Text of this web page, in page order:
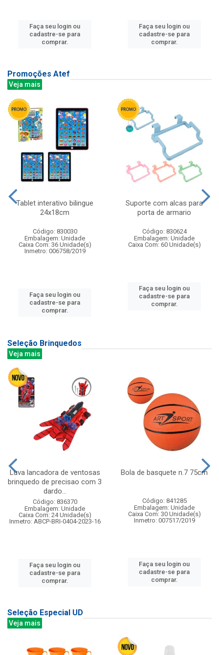
Faça seu login ou
cadastre-se para
comprar.
Faça seu login ou
cadastre-se para
comprar.
Promoções Atef
Veja mais
Tablet interativo bilingue
24x18cm
Código: 830030
Embalagem: Unidade
Caixa Com: 36 Unidade(s)
Inmetro: 006758/2019
Faça seu login ou
cadastre-se para
comprar.
Suporte com alcas para
porta de armario
Código: 830624
Embalagem: Unidade
Caixa Com: 60 Unidade(s)
Faça seu login ou
cadastre-se para
comprar.
Seleção Brinquedos
Veja mais
Luva lancadora de ventosas
brinquedo de precisao com 3
dardo...
Código: 836370
Embalagem: Unidade
Caixa Com: 24 Unidade(s)
Inmetro: ABCP-BRI-0404-2023-16
Faça seu login ou
cadastre-se para
comprar.
Bola de basquete n.7 75cm
Código: 841285
Embalagem: Unidade
Caixa Com: 30 Unidade(s)
Inmetro: 007517/2019
Faça seu login ou
cadastre-se para
comprar.
Seleção Especial UD
Veja mais